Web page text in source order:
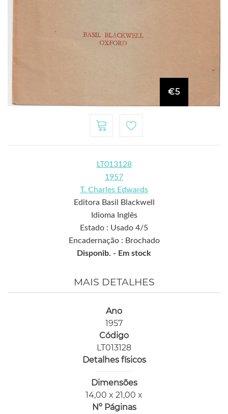
€5
LT013128
1957
T. Charles Edwards
Editora Basil Blackwell
Idioma Inglês
Estado : Usado 4/5
Encadernação : Brochado
Disponib. - Em stock
MAIS DETALHES
Ano
1957
Código
LT013128
Detalhes físicos
Dimensões
14,00 x 21,00 x
Nº Páginas